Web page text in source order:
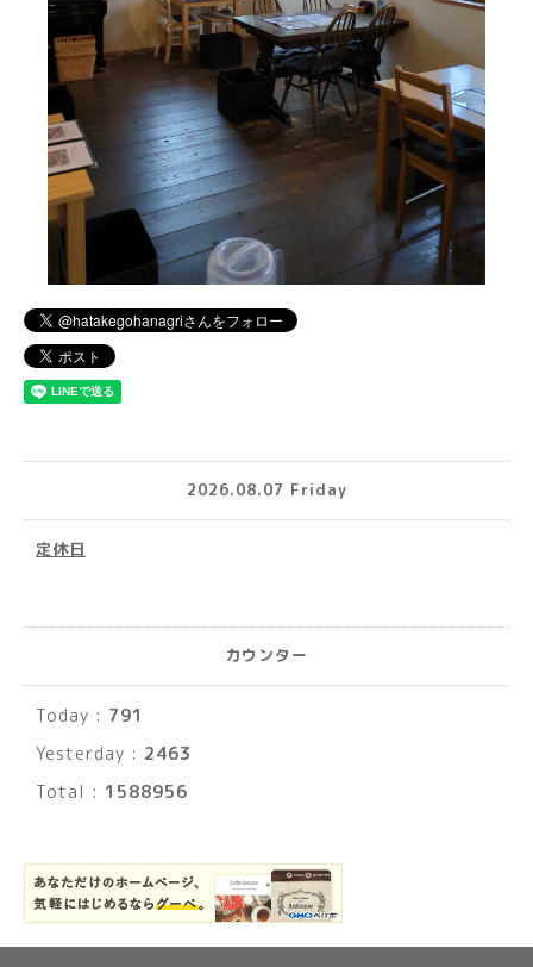
2026.08.07 Friday
定休日
カウンター
Today : 791
Yesterday : 2463
Total : 1588956